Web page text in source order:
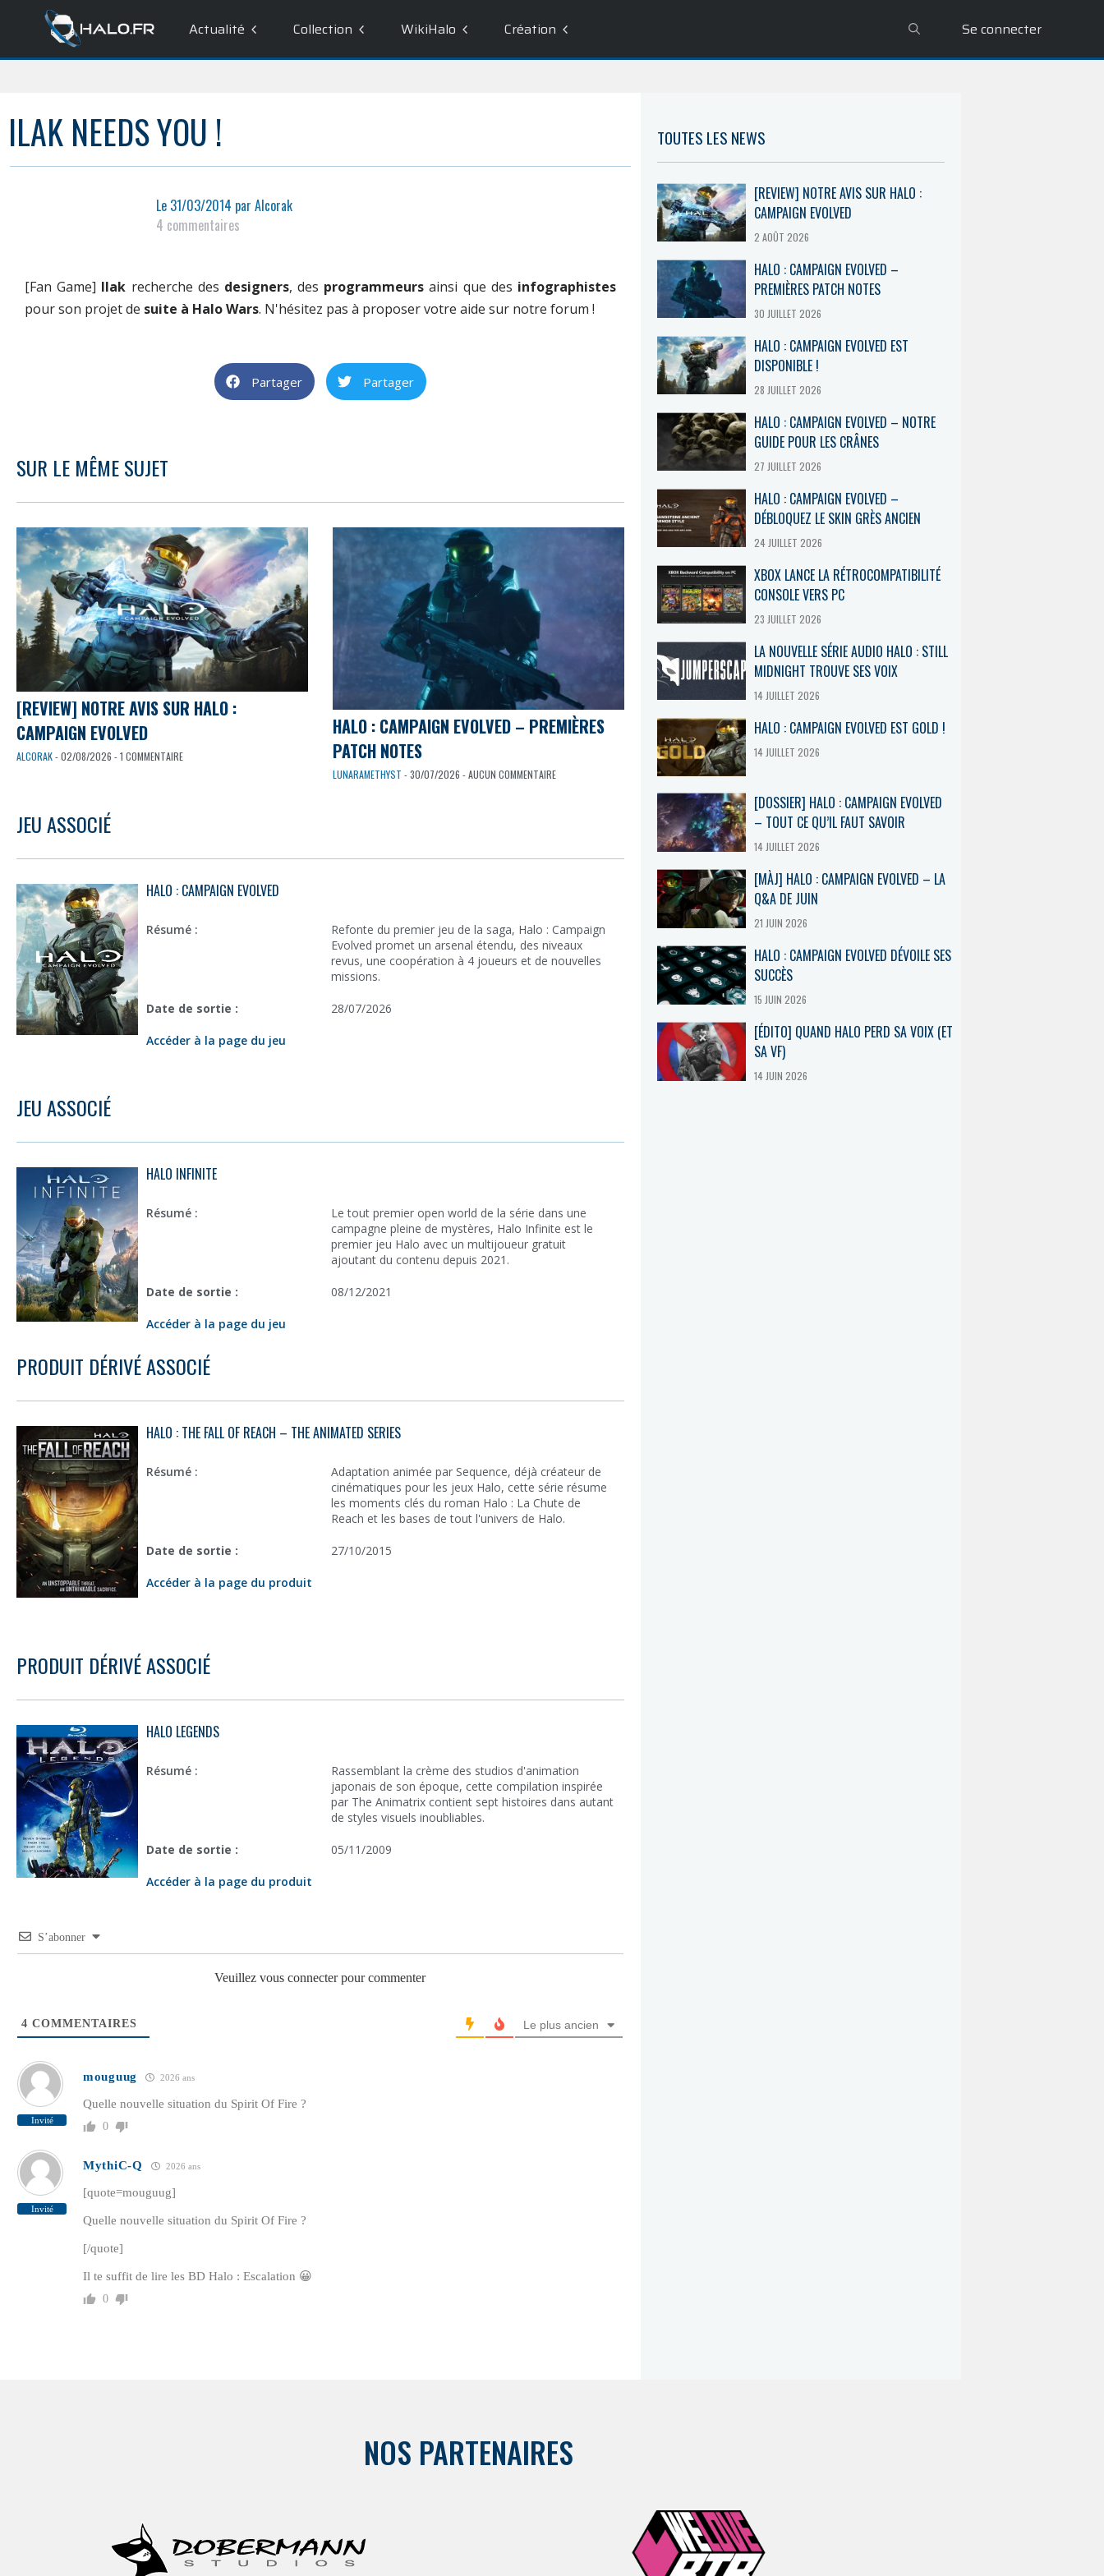
Actualité Collection WikiHalo Création Se connecter
ILAK NEEDS YOU !
Le 31/03/2014 par Alcorak
4 commentaires
[Fan Game] Ilak recherche des designers, des programmeurs ainsi que des infographistes
pour son projet de suite à Halo Wars. N'hésitez pas à proposer votre aide sur notre forum !
Partager Partager
SUR LE MÊME SUJET
[REVIEW] NOTRE AVIS SUR HALO :
CAMPAIGN EVOLVED
ALCORAK- 02/08/2026 - 1 COMMENTAIRE
HALO : CAMPAIGN EVOLVED – PREMIÈRES
PATCH NOTES
LUNARAMETHYST - 30/07/2026 - AUCUN COMMENTAIRE
JEU ASSOCIÉ
HALO : CAMPAIGN EVOLVED
Résumé :
Refonte du premier jeu de la saga, Halo : Campaign
Evolved promet un arsenal étendu, des niveaux
revus, une coopération à 4 joueurs et de nouvelles
missions.
Date de sortie : 28/07/2026
Accéder à la page du jeu
JEU ASSOCIÉ
HALO INFINITE
Résumé :
Le tout premier open world de la série dans une
campagne pleine de mystères, Halo Infinite est le
premier jeu Halo avec un multijoueur gratuit
ajoutant du contenu depuis 2021.
Date de sortie : 08/12/2021
Accéder à la page du jeu
PRODUIT DÉRIVÉ ASSOCIÉ
HALO : THE FALL OF REACH – THE ANIMATED SERIES
Résumé :
Adaptation animée par Sequence, déjà créateur de
cinématiques pour les jeux Halo, cette série résume
les moments clés du roman Halo : La Chute de
Reach et les bases de tout l'univers de Halo.
Date de sortie : 27/10/2015
Accéder à la page du produit
PRODUIT DÉRIVÉ ASSOCIÉ
HALO LEGENDS
Résumé :
Rassemblant la crème des studios d'animation
japonais de son époque, cette compilation inspirée
par The Animatrix contient sept histoires dans autant
de styles visuels inoubliables.
Date de sortie : 05/11/2009
Accéder à la page du produit
S’abonner
Veuillez vous connecter pour commenter
4 COMMENTAIRES Le plus ancien
Invité
mouguug 2026 ans
Quelle nouvelle situation du Spirit Of Fire ?
0
Invité
MythiC-Q 2026 ans
[quote=mouguug]
Quelle nouvelle situation du Spirit Of Fire ?
[/quote]
Il te suffit de lire les BD Halo : Escalation 😀
0
TOUTES LES NEWS
[REVIEW] NOTRE AVIS SUR HALO :
CAMPAIGN EVOLVED
2 AOÛT 2026
HALO : CAMPAIGN EVOLVED –
PREMIÈRES PATCH NOTES
30 JUILLET 2026
HALO : CAMPAIGN EVOLVED EST
DISPONIBLE !
28 JUILLET 2026
HALO : CAMPAIGN EVOLVED – NOTRE
GUIDE POUR LES CRÂNES
27 JUILLET 2026
HALO : CAMPAIGN EVOLVED –
DÉBLOQUEZ LE SKIN GRÈS ANCIEN
24 JUILLET 2026
XBOX LANCE LA RÉTROCOMPATIBILITÉ
CONSOLE VERS PC
23 JUILLET 2026
LA NOUVELLE SÉRIE AUDIO HALO : STILL
MIDNIGHT TROUVE SES VOIX
14 JUILLET 2026
HALO : CAMPAIGN EVOLVED EST GOLD !
14 JUILLET 2026
[DOSSIER] HALO : CAMPAIGN EVOLVED
– TOUT CE QU’IL FAUT SAVOIR
14 JUILLET 2026
[MÀJ] HALO : CAMPAIGN EVOLVED – LA
Q&A DE JUIN
21 JUIN 2026
HALO : CAMPAIGN EVOLVED DÉVOILE SES
SUCCÈS
15 JUIN 2026
[ÉDITO] QUAND HALO PERD SA VOIX (ET
SA VF)
14 JUIN 2026
NOS PARTENAIRES